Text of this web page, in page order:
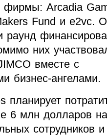
фирмы: Arcadia
Fund и e2vc.
раунд
них
вместе с
бизнес-ангелами.
планирует
6 млн долларов
сотрудников и